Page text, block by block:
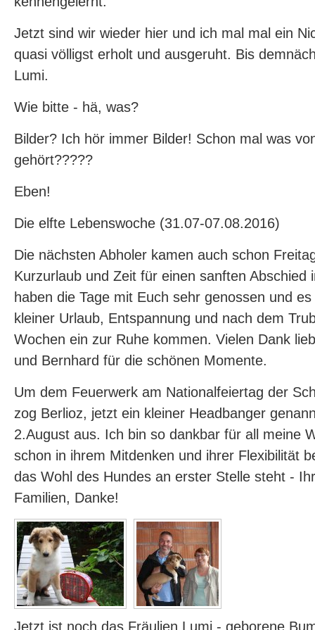
Jetzt sind wir wieder hier und ich mal mal ein
quasi völligst erholt und ausgeruht. Bis
Lumi.
Wie bitte - hä, was?
Bilder? Ich hör immer Bilder! Schon mal was
gehört?????
Eben!
Die elfte Lebenswoche (31.07-07.08.2016)
Die nächsten Abholer kamen auch schon
Kurzurlaub und Zeit für einen sanften Abschied
haben die Tage mit Euch sehr genossen und
kleiner Urlaub, Entspannung und nach dem
Wochen ein zur Ruhe kommen. Vielen Dank
und Bernhard für die schönen Momente.
Um dem Feuerwerk am Nationalfeiertag der
zog Berlioz, jetzt ein kleiner Headbanger
2.August aus. Ich bin so dankbar für all meine
schon in ihrem Mitdenken und ihrer Flexibilität
das Wohl des Hundes an erster Stelle steht -
Familien, Danke!
Jetzt ist noch das Fräulien Lumi - geborene